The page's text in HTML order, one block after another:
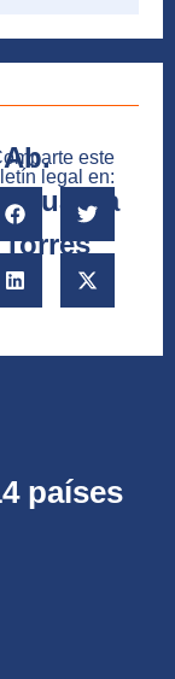
Ab.
Eduarda
Torres
este
legal en:
países